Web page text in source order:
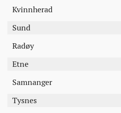
Kvinnherad
Sund
Radøy
Etne
Samnanger
Tysnes